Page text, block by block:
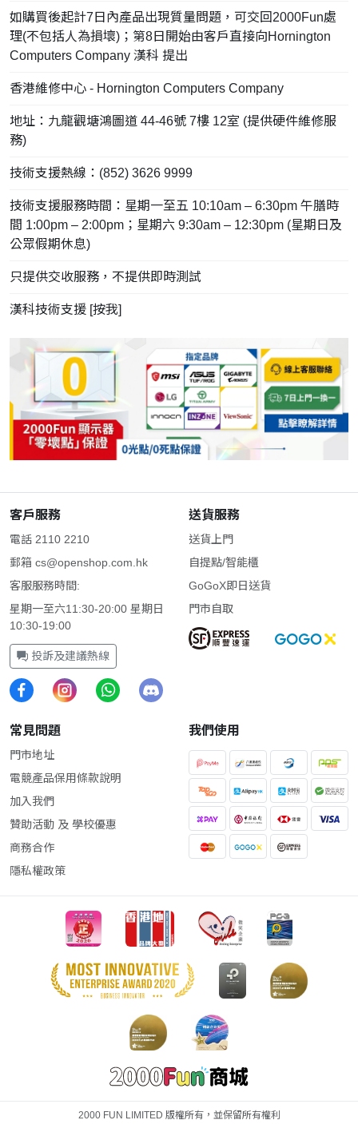
如購買後起計7日內產品出現質量問題，可交回2000Fun處
理(不包括人為損壞)；第8日開始由客戶直接向Hornington
Computers Company 漢科 提出
香港維修中心 - Hornington Computers Company
地址：九龍觀塘鴻圖道 44-46號 7樓 12室 (提供硬件維修服
務)
技術支援熱線：(852) 3626 9999
技術支援服務時間：星期一至五 10:10am – 6:30pm 午膳時
間 1:00pm – 2:00pm；星期六 9:30am – 12:30pm (星期日及
公眾假期休息)
只提供交收服務，不提供即時測試
漢科技術支援 [按我]
客戶服務
電話 2110 2210
郵箱 cs@openshop.com.hk
客服服務時間:
星期一至六11:30-20:00 星期日
10:30-19:00
投訴及建議熱線
送貨服務
送貨上門
自提點/智能櫃
GoGoX即日送貨
門市自取
常見問題
門市地址
電競產品保用條款說明
加入我們
贊助活動 及 學校優惠
商務合作
隱私權政策
我們使用
2000 FUN LIMITED 版權所有，並保留所有權利